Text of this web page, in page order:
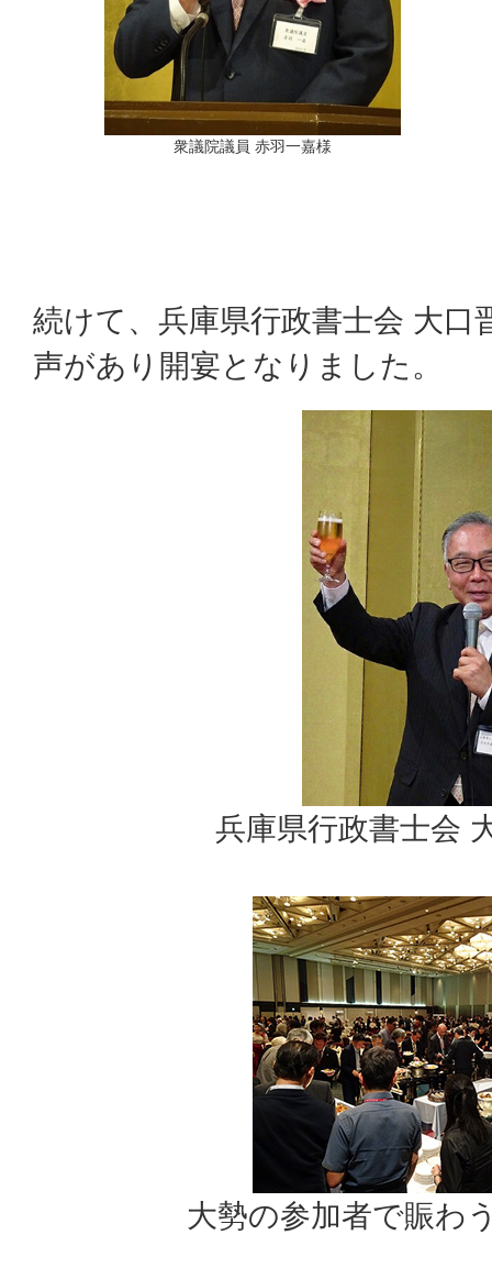
衆議院議員 赤羽一嘉様
続けて、兵庫県行政書士会 大口
声があり開宴となりました。
兵庫県行政書士会
大勢の参加者で賑わ